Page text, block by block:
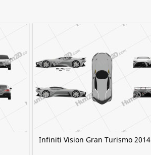
Infiniti Vision Gran Turismo 2014